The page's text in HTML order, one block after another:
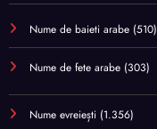
Nume de baieti arabe (510)
Nume de fete arabe (303)
Nume evreiești (1.356)